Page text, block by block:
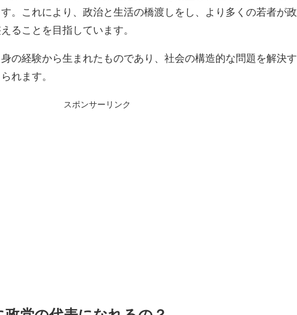
。これにより、政治と生活の橋渡しをし、より多くの若者が政
ることを目指しています。
の経験から生まれたものであり、社会の構造的な問題を解決す
れます。
スポンサーリンク